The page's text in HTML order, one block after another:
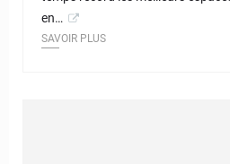
en…
SAVOIR PLUS